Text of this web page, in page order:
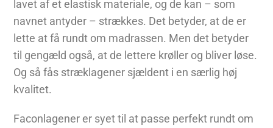
lavet af et elastisk materiale, og de kan – som
navnet antyder – strækkes. Det betyder, at de er
lette at få rundt om madrassen. Men det betyder
til gengæld også, at de lettere krøller og bliver løse.
Og så fås stræklagener sjældent i en særlig høj
kvalitet.
Faconlagener er syet til at passe perfekt rundt om